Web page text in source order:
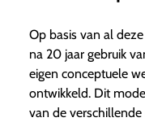
Op basis van al
na 20 jaar gebruik
eigen conceptuele
ontwikkeld. Dit
van de